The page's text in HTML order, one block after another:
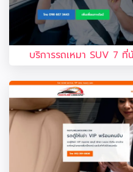
บริการรถเหมา SUV 7